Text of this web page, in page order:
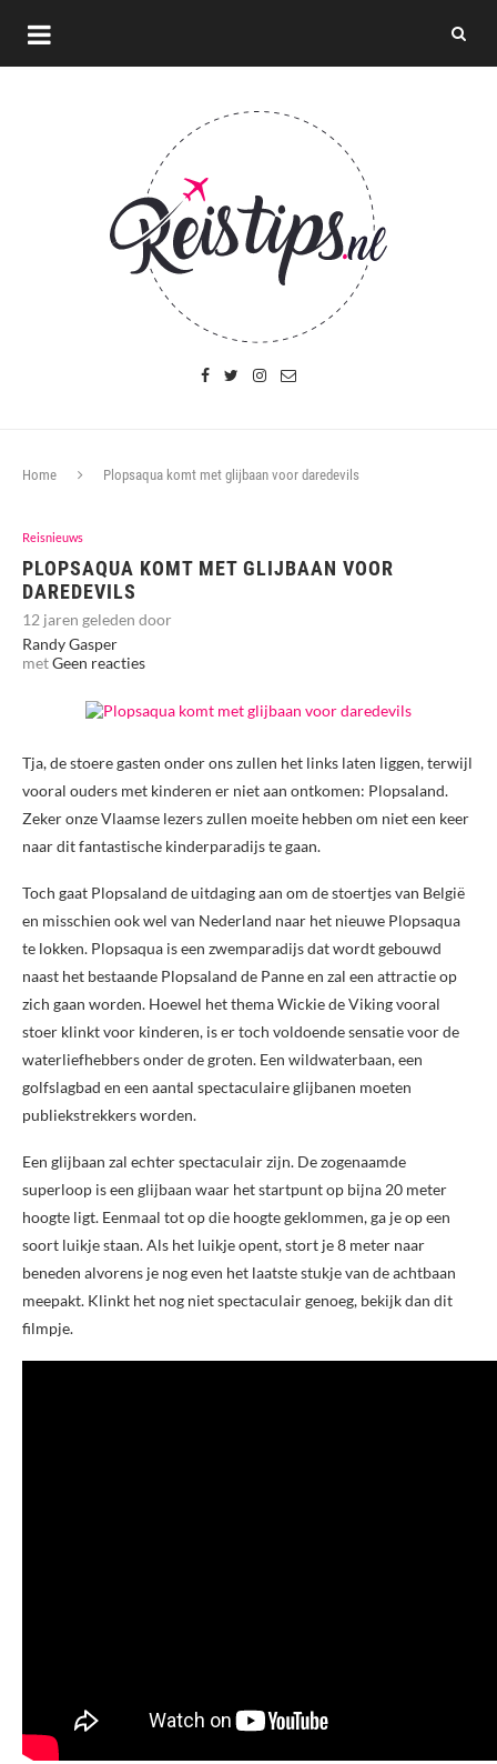
Home Plopsaqua komt met glijbaan voor daredevils
Reisnieuws
PLOPSAQUA KOMT MET GLIJBAAN VOOR
DAREDEVILS
12 jaren geleden door
Randy Gasper
metGeen reacties
Tja, de stoere gasten onder ons zullen het links laten liggen, terwijl
vooral ouders met kinderen er niet aan ontkomen: Plopsaland.
Zeker onze Vlaamse lezers zullen moeite hebben om niet een keer
naar dit fantastische kinderparadijs te gaan.
Toch gaat Plopsaland de uitdaging aan om de stoertjes van België
en misschien ook wel van Nederland naar het nieuwe Plopsaqua
te lokken. Plopsaqua is een zwemparadijs dat wordt gebouwd
naast het bestaande Plopsaland de Panne en zal een attractie op
zich gaan worden. Hoewel het thema Wickie de Viking vooral
stoer klinkt voor kinderen, is er toch voldoende sensatie voor de
waterliefhebbers onder de groten. Een wildwaterbaan, een
golfslagbad en een aantal spectaculaire glijbanen moeten
publiekstrekkers worden.
Een glijbaan zal echter spectaculair zijn. De zogenaamde
superloop is een glijbaan waar het startpunt op bijna 20 meter
hoogte ligt. Eenmaal tot op die hoogte geklommen, ga je op een
soort luikje staan. Als het luikje opent, stort je 8 meter naar
beneden alvorens je nog even het laatste stukje van de achtbaan
meepakt. Klinkt het nog niet spectaculair genoeg, bekijk dan dit
filmpje.